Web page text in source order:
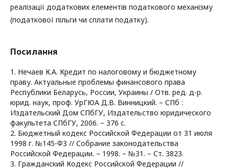
реалізації додаткових елементів податкового механізму
(податкової пільги чи сплати податку).
Посилання
1. Нечаев К.А. Кредит по налоговому и бюджетному
праву. Актуальные проблемы финансового права
Республики Беларусь, России, Украины / Отв. ред. д-р.
юрид. наук, проф. УрГЮА Д.В. Винницкий. – СПб :
Издательский Дом СПбГУ, Издательство юридического
факультета СПбГУ, 2006. – 376 с.
2. Бюджетный кодекс Российской Федерации от 31 июля
1998 г. №145-ФЗ // Собрание законодательства
Российской Федерации. – 1998. – №31. – Ст. 3823.
3. Гражданский Кодекс Российской Федерации //